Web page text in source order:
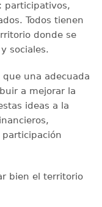
participativos,
Todos tienen
donde se
sociales.
una adecuada
a mejorar la
ideas a la
participación
bien el territorio